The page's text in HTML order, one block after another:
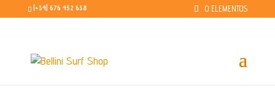
[+34] 676 452 638 0 ELEMENTOS